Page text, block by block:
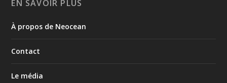
EN SAVOIR PLUS
À propos de Neocean
Contact
Le média